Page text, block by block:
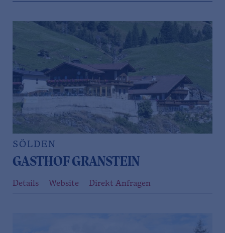
SÖLDEN
GASTHOF GRANSTEIN
Details Website Direkt Anfragen